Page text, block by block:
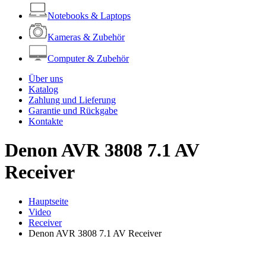
Notebooks & Laptops
Kameras & Zubehör
Computer & Zubehör
Über uns
Katalog
Zahlung und Lieferung
Garantie und Rückgabe
Kontakte
Denon AVR 3808 7.1 AV
Receiver
Hauptseite
Video
Receiver
Denon AVR 3808 7.1 AV Receiver